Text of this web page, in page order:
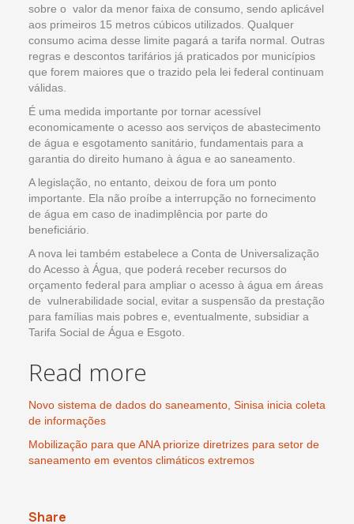
sobre o valor da menor faixa de consumo, sendo aplicável
aos primeiros 15 metros cúbicos utilizados. Qualquer
consumo acima desse limite pagará a tarifa normal. Outras
regras e descontos tarifários já praticados por municípios
que forem maiores que o trazido pela lei federal continuam
válidas.
É uma medida importante por tornar acessível
economicamente o acesso aos serviços de abastecimento
de água e esgotamento sanitário, fundamentais para a
garantia do direito humano à água e ao saneamento.
A legislação, no entanto, deixou de fora um ponto
importante. Ela não proíbe a interrupção no fornecimento
de água em caso de inadimplência por parte do
beneficiário.
A nova lei também estabelece a Conta de Universalização
do Acesso à Água, que poderá receber recursos do
orçamento federal para ampliar o acesso à água em áreas
de vulnerabilidade social, evitar a suspensão da prestação
para famílias mais pobres e, eventualmente, subsidiar a
Tarifa Social de Água e Esgoto.
Read more
Novo sistema de dados do saneamento, Sinisa inicia coleta
de informações
Mobilização para que ANA priorize diretrizes para setor de
saneamento em eventos climáticos extremos
Share